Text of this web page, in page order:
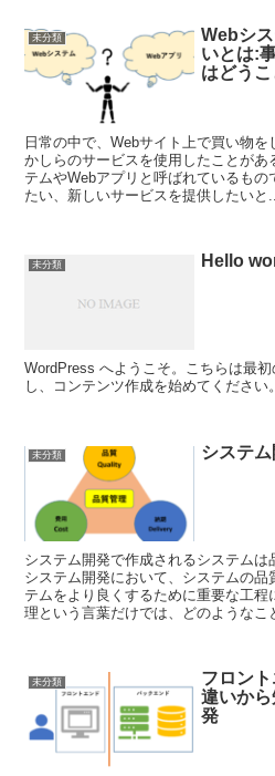
未分類
Webシ
いとは:
はどうこ
日常の中で、Webサイト上で買い物
かしらのサービスを使用したことがあ
テムやWebアプリと呼ばれているも
たい、新しいサービスを提供したいと...
未分類 Hello
WordPress へようこそ。こちらは最
し、コンテンツ作成を始めてください。
未分類 システ
システム開発で作成されるシステムは
システム開発において、システムの品
テムをより良くするために重要な工
理という言葉だけでは、どのようなこ
未分類
フロン
違いか
発